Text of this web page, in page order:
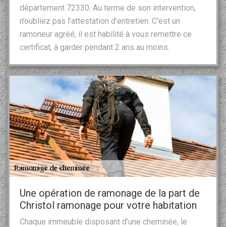
département 72330. Au terme de son intervention,
n’oubliez pas l’attestation d’entretien. C’est un
ramoneur agréé, il est habilité à vous remettre ce
certificat, à garder pendant 2 ans au moins.
Une opération de ramonage de la part de
Christol ramonage pour votre habitation
Chaque immeuble disposant d’une cheminée, le